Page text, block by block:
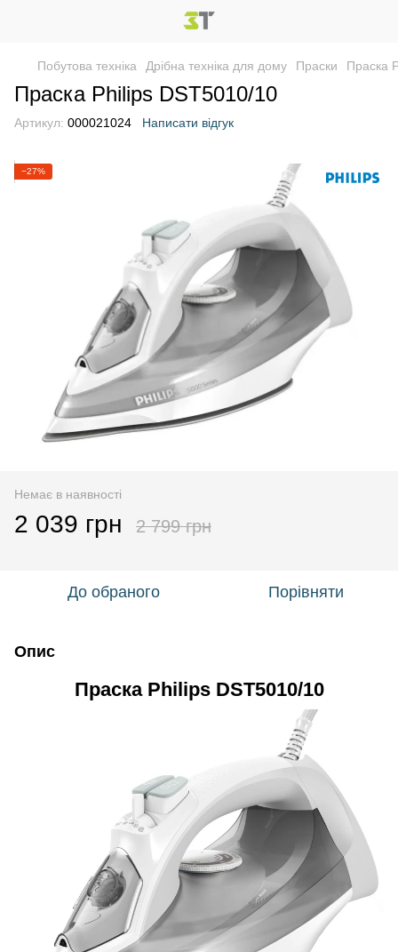
Побутова техніка Дрібна техніка для дому Праски Праска
Праска Philips DST5010/10
Артикул: 000021024 Написати відгук
−27%
Немає в наявності
2 039 грн 2 799 грн
До обраного Порівняти
Опис
Праска Philips DST5010/10